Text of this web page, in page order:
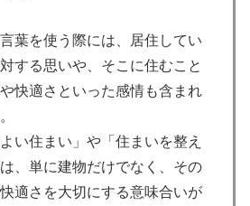
葉を使う際には、居住してい
する思いや、そこに住むこと
快適さといった感情も含まれ
い住まい」や「住まいを整え
、単に建物だけでなく、その
適さを大切にする意味合いが